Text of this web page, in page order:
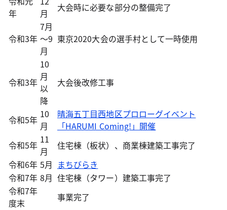
年
月
大会時に必要な部分の整備完了
令和3年
7月
～9
月
東京2020大会の選手村として一時使用
令和3年
10
月
以
降
大会後改修工事
令和5年 10
月
晴海五丁目西地区プロローグイベント
「HARUMI Coming!」開催
令和5年 11
月
住宅棟（板状）、商業棟建築工事完了
令和6年 5月
まちびらき
令和7年 8月 住宅棟（タワー）建築工事完了
令和7年
度末
事業完了